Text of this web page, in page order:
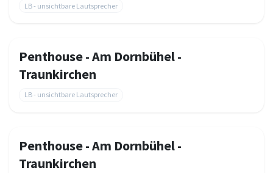
LB - unsichtbare Lautsprecher
Penthouse - Am Dornbühel -
Traunkirchen
LB - unsichtbare Lautsprecher
Penthouse - Am Dornbühel -
Traunkirchen